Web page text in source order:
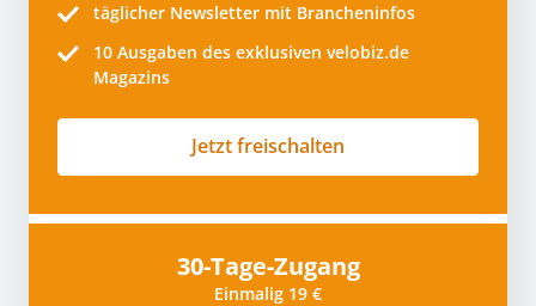
täglicher Newsletter mit Brancheninfos
10 Ausgaben des exklusiven velobiz.de
Magazins
Jetzt freischalten
30-Tage-Zugang
Einmalig 19 €